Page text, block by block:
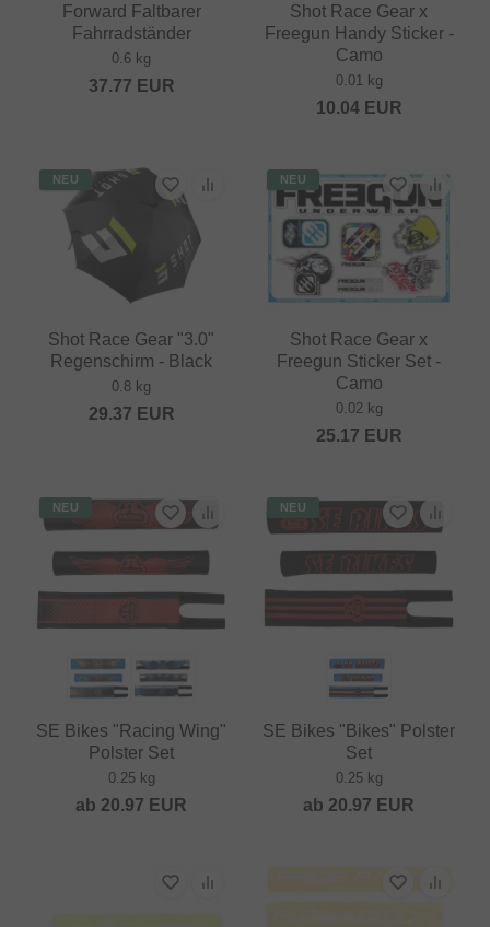
Forward Faltbarer
Fahrradständer
0.6 kg
37.77 EUR
Shot Race Gear x
Freegun Handy Sticker -
Camo
0.01 kg
10.04EUR
NEU
Shot Race Gear "3.0"
Regenschirm - Black
0.8 kg
29.37 EUR
NEU
Shot Race Gear x
Freegun Sticker Set -
Camo
0.02 kg
25.17 EUR
NEU
SE Bikes "Racing Wing"
Polster Set
0.25 kg
ab 20.97 EUR
NEU
SE Bikes "Bikes" Polster
Set
0.25 kg
ab 20.97 EUR